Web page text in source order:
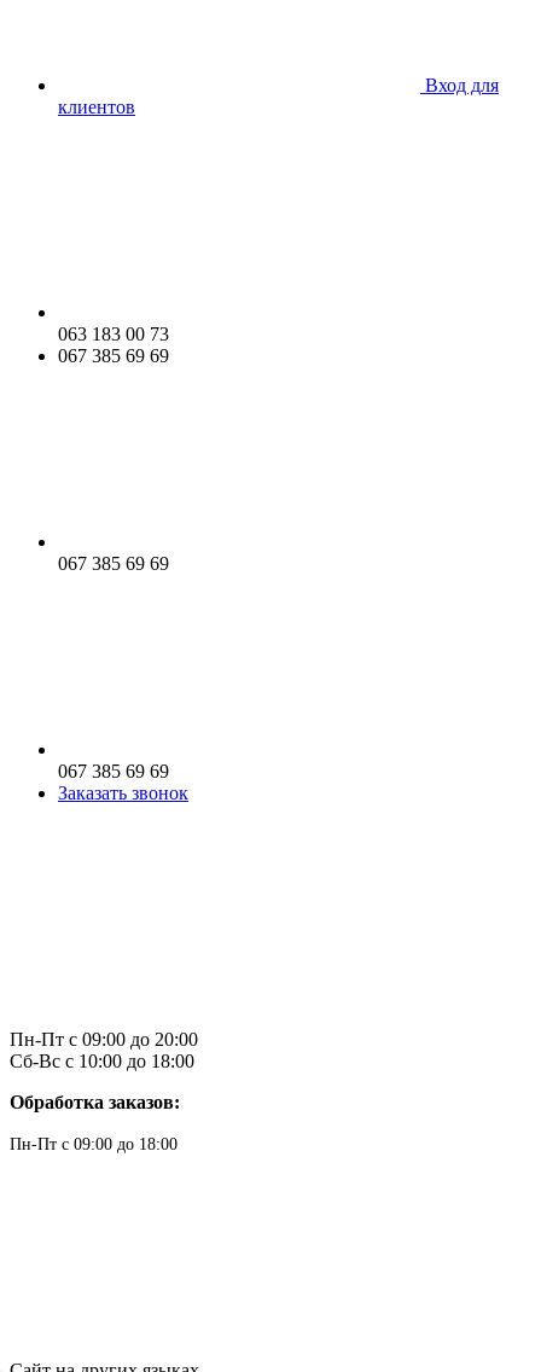
Вход для
клиентов
063 183 00 73
067 385 69 69
067 385 69 69
067 385 69 69
Заказать звонок
Пн-Пт с 09:00 до 20:00
Сб-Вс с 10:00 до 18:00
Обработка заказов:
Пн-Пт с 09:00 до 18:00